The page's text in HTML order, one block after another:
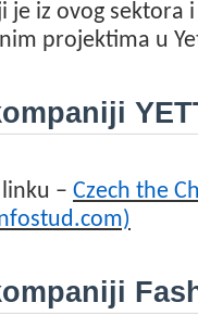
je iz ovog sektora
projektima u
linku – Czech the